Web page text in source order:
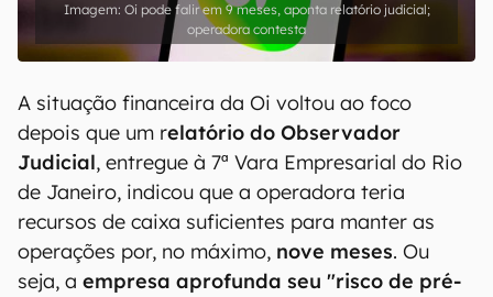
Oi pode falir em 9 meses, aponta relatório judicial;
operadora contesta
A situação financeira da Oi voltou ao foco
depois que um relatório do Observador
Judicial, entregue à 7ª Vara Empresarial do Rio
de Janeiro, indicou que a operadora teria
recursos de caixa suficientes para manter as
operações por, no máximo, nove meses. Ou
seja, a empresa aprofunda seu "risco de pré-